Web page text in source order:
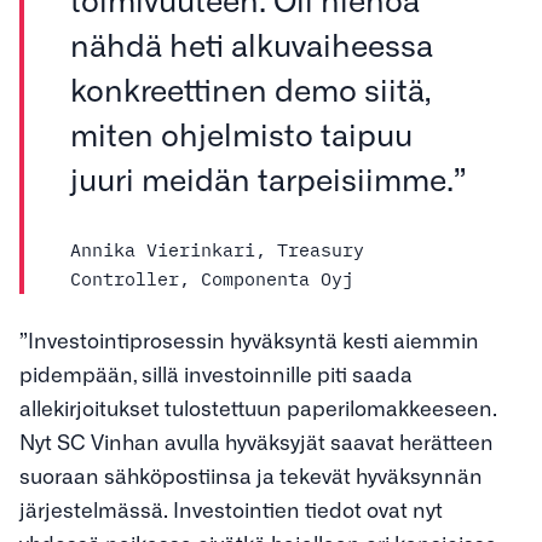
nähdä heti alkuvaiheessa
konkreettinen demo siitä,
miten ohjelmisto taipuu
juuri meidän tarpeisiimme.”
Annika Vierinkari, Treasury
Controller, Componenta Oyj
”Investointiprosessin hyväksyntä kesti aiemmin
pidempään, sillä investoinnille piti saada
allekirjoitukset tulostettuun paperilomakkeeseen.
Nyt SC Vinhan avulla hyväksyjät saavat herätteen
suoraan sähköpostiinsa ja tekevät hyväksynnän
järjestelmässä. Investointien tiedot ovat nyt